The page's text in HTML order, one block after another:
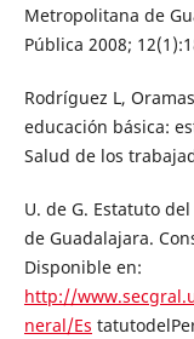
Metropolitana de
Pública 2008;
Rodríguez L,
educación básica:
Salud de los
U. de G. Estatuto
de Guadalajara.
Disponible en:
http://
neral/Es